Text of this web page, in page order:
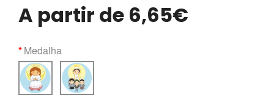
A partir de 6,65€
Medalha